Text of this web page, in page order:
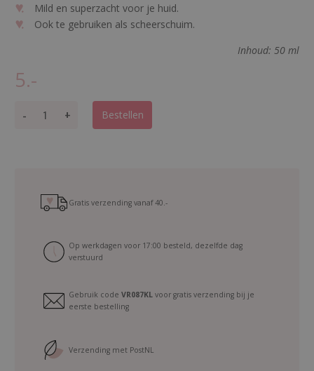
Mild en superzacht voor je huid.
Ook te gebruiken als scheerschuim.
Inhoud: 50 ml
5.-
- + Bestellen
Gratis verzending vanaf40.-
Op werkdagen voor 17:00 besteld, dezelfde dag
verstuurd
Gebruik code VR087KL voor gratis verzending bij je
eerste bestelling
Verzending met PostNL